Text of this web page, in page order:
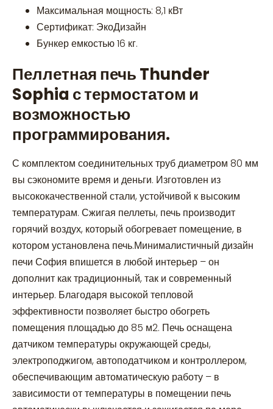
Максимальная мощность: 8,1 кВт
Сертификат: ЭкоДизайн
Бункер емкостью 16 кг.
Пеллетная печь Thunder
Sophia с термостатом и
возможностью
программирования.
С комплектом соединительных труб диаметром 80 мм
вы сэкономите время и деньги. Изготовлен из
высококачественной стали, устойчивой к высоким
температурам. Сжигая пеллеты, печь производит
горячий воздух, который обогревает помещение, в
котором установлена печь.Минималистичный дизайн
печи София впишется в любой интерьер – он
дополнит как традиционный, так и современный
интерьер. Благодаря высокой тепловой
эффективности позволяет быстро обогреть
помещения площадью до 85 м2. Печь оснащена
датчиком температуры окружающей среды,
электроподжигом, автоподатчиком и контроллером,
обеспечивающим автоматическую работу – в
зависимости от температуры в помещении печь